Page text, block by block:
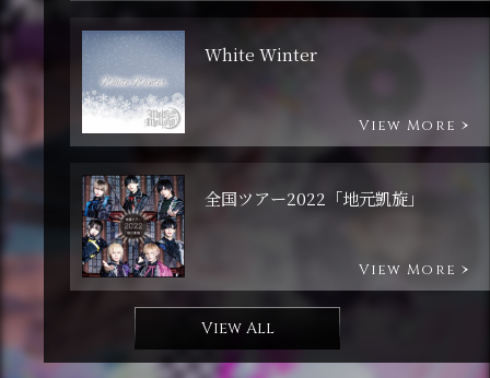
White Winter
View More
全国ツアー2022「地元凱旋」
View More
View All